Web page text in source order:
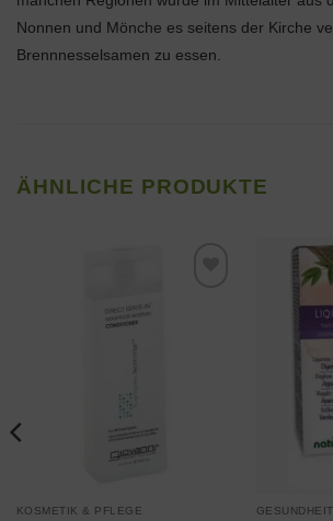
Nonnen und Mönche es seitens der Kirche
Brennnesselsamen zu essen.
ÄHNLICHE PRODUKTE
KOSMETIK & PFLEGE GESUNDHEIT